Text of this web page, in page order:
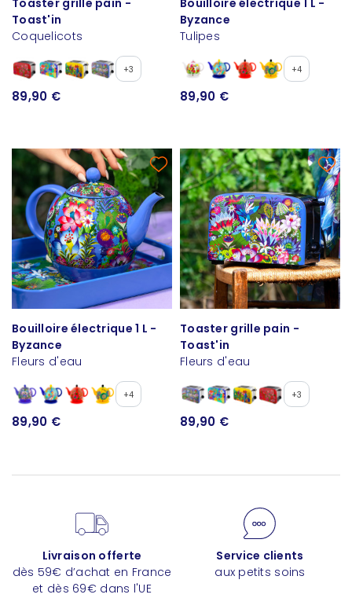
Toaster grille pain -
Toast'in
Coquelicots
+3
89,90 €
Bouilloire électrique 1 L -
Byzance
Tulipes
+4
89,90 €
Bouilloire électrique 1 L -
Byzance
Fleurs d'eau
+4
89,90 €
Toaster grille pain -
Toast'in
Fleurs d'eau
+3
89,90 €
Livraison offerte
dès 59€ d’achat en France
et dès 69€ dans l'UE
Service clients
aux petits soins